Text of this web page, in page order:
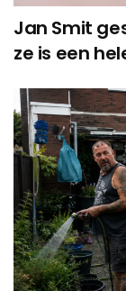
Jan Smit
ze is een